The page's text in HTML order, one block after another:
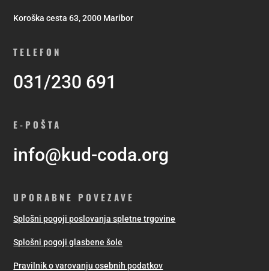
Koroška cesta 63, 2000 Maribor
TELEFON
031/230 691
E-POŠTA
info@kud-coda.org
UPORABNE POVEZAVE
Splošni pogoji poslovanja spletne trgovine
Splošni pogoji glasbene šole
Pravilnik o varovanju osebnih podatkov